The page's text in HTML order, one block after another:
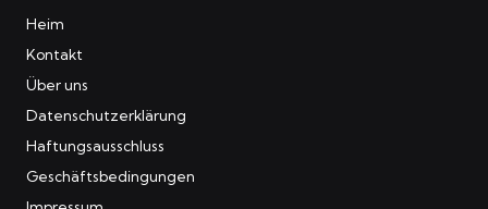
Heim
Kontakt
Über uns
Datenschutzerklärung
Haftungsausschluss
Geschäftsbedingungen